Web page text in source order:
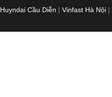
Huyndai Cầu Diễn | Vinfast Hà Nội |